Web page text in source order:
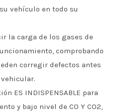
vehículo en todo su
la carga de los gases de
comprobando
corregir defectos antes
ES INDISPENSABLE para
y bajo nivel de CO Y CO2,